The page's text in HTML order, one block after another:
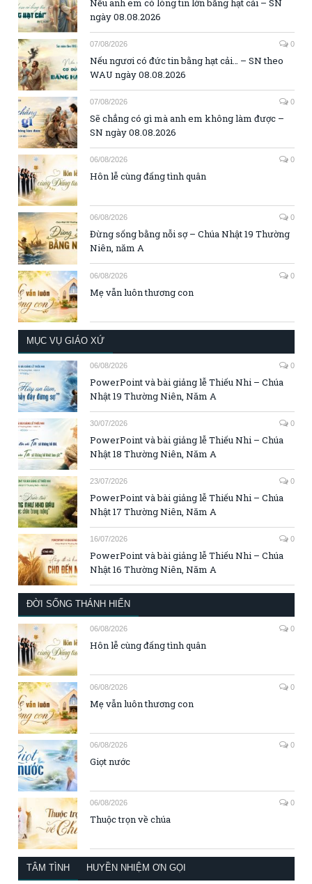
Nếu anh em có lòng tin lớn bằng hạt cải – SN
ngày 08.08.2026
07/08/2026 0
Nếu ngươi có đức tin bằng hạt cải… – SN theo
WAU ngày 08.08.2026
07/08/2026 0
Sẽ chẳng có gì mà anh em không làm được –
SN ngày 08.08.2026
06/08/2026 0
Hôn lễ cùng đấng tình quân
06/08/2026 0
Đừng sống bằng nỗi sợ – Chúa Nhật 19 Thường
Niên, năm A
06/08/2026 0
Mẹ vẫn luôn thương con
MỤC VỤ GIÁO XỨ
06/08/2026 0
PowerPoint và bài giảng lễ Thiếu Nhi – Chúa
Nhật 19 Thường Niên, Năm A
30/07/2026 0
PowerPoint và bài giảng lễ Thiếu Nhi – Chúa
Nhật 18 Thường Niên, Năm A
23/07/2026 0
PowerPoint và bài giảng lễ Thiếu Nhi – Chúa
Nhật 17 Thường Niên, Năm A
16/07/2026 0
PowerPoint và bài giảng lễ Thiếu Nhi – Chúa
Nhật 16 Thường Niên, Năm A
ĐỜI SỐNG THÁNH HIẾN
06/08/2026 0
Hôn lễ cùng đấng tình quân
06/08/2026 0
Mẹ vẫn luôn thương con
06/08/2026 0
Giọt nước
06/08/2026 0
Thuộc trọn về chúa
TÂM TÌNH HUYỀN NHIỆM ƠN GỌI